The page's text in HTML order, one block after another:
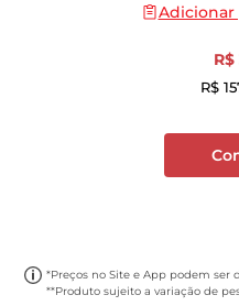
Adicionar
R$
R$
*Preços no Site e App podem ser
**Produto sujeito a variação de